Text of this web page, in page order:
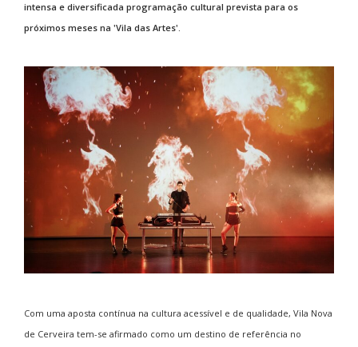
intensa e diversificada programação cultural prevista para os
próximos meses na 'Vila das Artes'.
Com uma aposta contínua na cultura acessível e de qualidade, Vila Nova
de Cerveira tem-se afirmado como um destino de referência no